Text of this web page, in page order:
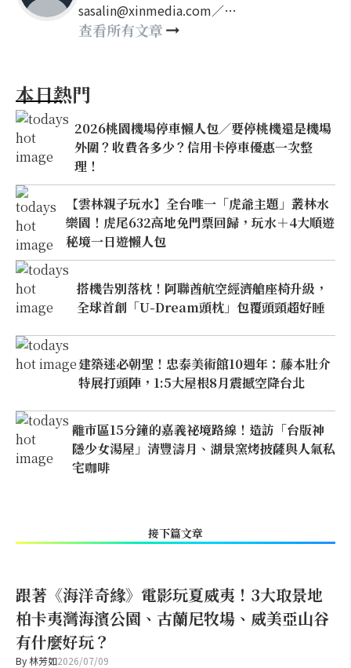
sasalin@xinmedia.com／
happy21917@gmail.com
查看所有文章
本日熱門
2026桃園機場停車懶人包／要停桃機還是機場
外圍？收費各多少？信用卡停車優惠一次整
理！
【雲林親子玩水】全台唯一「虎爺主題」叢林水
樂園！虎尾632高地免門票回歸，玩水＋4大順遊
秘境一日遊懶人包
搭機告別落枕！阿聯酋航空經濟艙座椅升級，
全球首創「U-Dream頭枕」包覆頭頸超好睡
建築迷必朝聖！忠泰美術館10週年：藤本壯介
特展打頭陣，1:5大屋根8月震撼空降台北
離市區15分鐘的嘉義祕境路線！造訪「台版神
隱少女湯屋」清豐濤月、湖景窯烤披薩與人氣私
宅咖啡
接下篇文章
跟著《海洋奇緣》電影玩夏威夷！3大取景地
柏卡夷灣海濱公園、古蘭尼牧場、威美亞山谷
有什麼好玩？
By林芳如2026/07/09